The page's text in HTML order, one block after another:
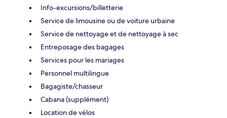
Info-excursions/billetterie
Service de limousine ou de voiture urbaine
Service de nettoyage et de nettoyage à sec
Entreposage des bagages
Services pour les mariages
Personnel multilingue
Bagagiste/chasseur
Cabana (supplément)
Location de vélos